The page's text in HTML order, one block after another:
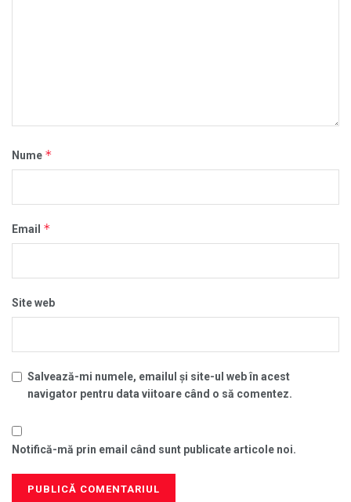
Nume *
Email *
Site web
Salvează-mi numele, emailul și site-ul web în acest
navigator pentru data viitoare când o să comentez.
Notifică-mă prin email când sunt publicate articole noi.